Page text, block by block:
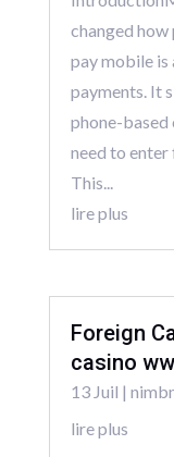
changed how
pay mobile is
payments. It
phone-based
need to
This...
lire plus
Foreign
casino
13 Juil |
lire plus